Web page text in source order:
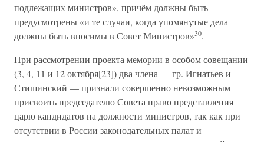
подлежащих министров», причём должны быть
предусмотрены «и те случаи, когда упомянутые дела
должны быть вносимы в Совет Министров»30.
При рассмотрении проекта мемории в особом совещании
(3, 4, 11 и 12 октября[23]) два члена — гр. Игнатьев и
Стишинский — признали совершенно невозможным
присвоить председателю Совета право представления
царю кандидатов на должности министров, так как при
отсутствии в России законодательных палат и